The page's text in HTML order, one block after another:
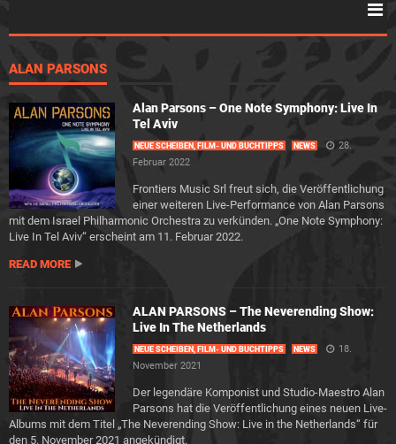
ALAN PARSONS
Alan Parsons – One Note Symphony: Live In
Tel Aviv
NEUE SCHEIBEN, FILM- UND BUCHTIPPS NEWS
28.
Februar 2022
Frontiers Music Srl freut sich, die Veröffentlichung
einer weiteren Live-Performance von Alan Parsons
mit dem Israel Philharmonic Orchestra zu verkünden. „One Note Symphony:
Live In Tel Aviv“ erscheint am 11. Februar 2022.
READ MORE
ALAN PARSONS – The Neverending Show:
Live In The Netherlands
NEUE SCHEIBEN, FILM- UND BUCHTIPPS NEWS
18.
November 2021
Der legendäre Komponist und Studio-Maestro Alan
Parsons hat die Veröffentlichung eines neuen Live-
Albums mit dem Titel „The Neverending Show: Live in the Netherlands“ für
den 5. November 2021 angekündigt.